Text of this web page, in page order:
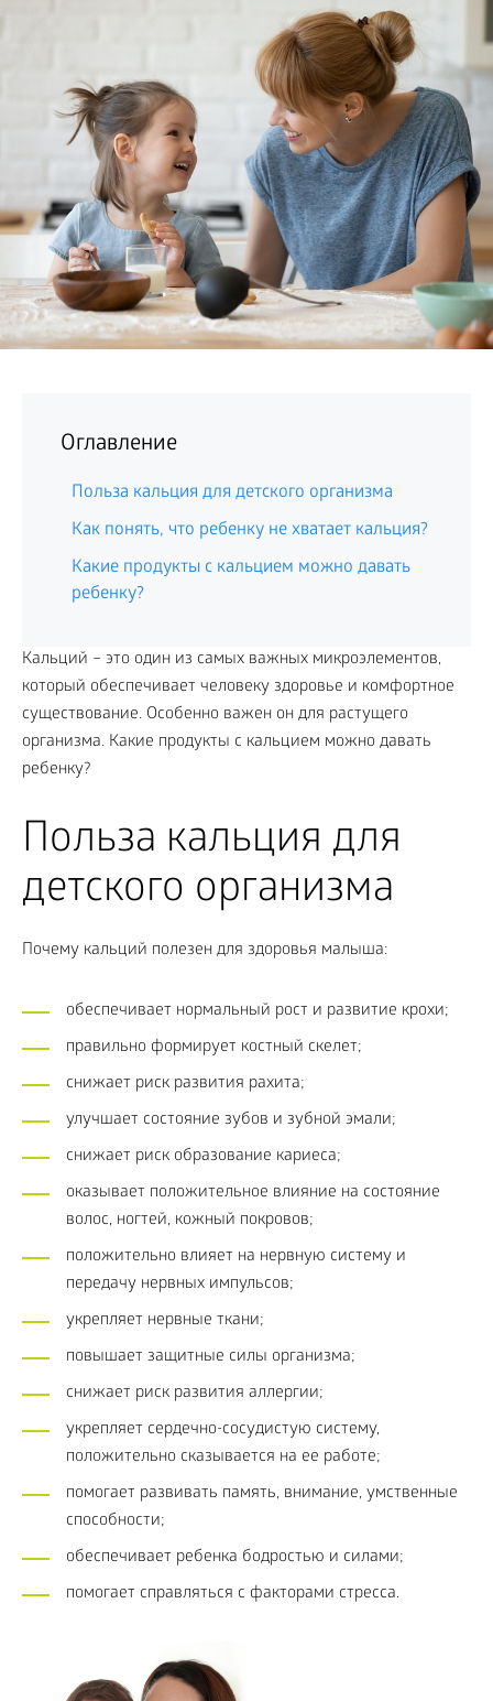
Оглавление
Польза кальция для детского организма
Как понять, что ребенку не хватает кальция?
Какие продукты с кальцием можно давать
ребенку?
Кальций – это один из самых важных микроэлементов,
который обеспечивает человеку здоровье и комфортное
существование. Особенно важен он для растущего
организма. Какие продукты с кальцием можно давать
ребенку?
Польза кальция для
детского организма
Почему кальций полезен для здоровья малыша:
обеспечивает нормальный рост и развитие крохи;
правильно формирует костный скелет;
снижает риск развития рахита;
улучшает состояние зубов и зубной эмали;
снижает риск образование кариеса;
оказывает положительное влияние на состояние
волос, ногтей, кожный покровов;
положительно влияет на нервную систему и
передачу нервных импульсов;
укрепляет нервные ткани;
повышает защитные силы организма;
снижает риск развития аллергии;
укрепляет сердечно-сосудистую систему,
положительно сказывается на ее работе;
помогает развивать память, внимание, умственные
способности;
обеспечивает ребенка бодростью и силами;
помогает справляться с факторами стресса.